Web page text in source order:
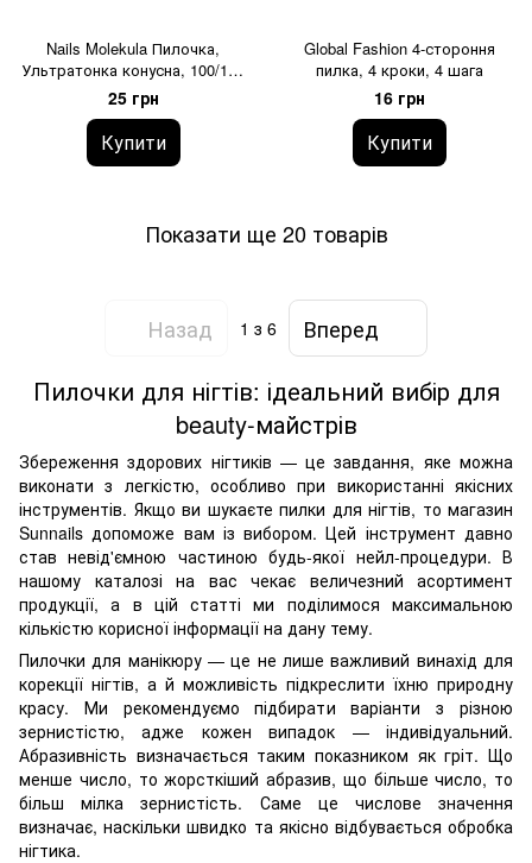
Nails Molekula Пилочка,
Ультратонка конусна, 100/180
грит
25 грн
Купити
Global Fashion 4-стороння
пилка, 4 кроки, 4 шага
16 грн
Купити
Показати ще 20 товарів
Назад 1 з 6 Вперед
Пилочки для нігтів: ідеальний вибір для
beauty-майстрів
Збереження здорових нігтиків — це завдання, яке можна
виконати з легкістю, особливо при використанні якісних
інструментів. Якщо ви шукаєте пилки для нігтів, то магазин
Sunnails допоможе вам із вибором. Цей інструмент давно
став невід'ємною частиною будь-якої нейл-процедури. В
нашому каталозі на вас чекає величезний асортимент
продукції, а в цій статті ми поділимося максимальною
кількістю корисної інформації на дану тему.
Пилочки для манікюру — це не лише важливий винахід для
корекції нігтів, а й можливість підкреслити їхню природну
красу. Ми рекомендуємо підбирати варіанти з різною
зернистістю, адже кожен випадок — індивідуальний.
Абразивність визначається таким показником як гріт. Що
менше число, то жорсткіший абразив, що більше число, то
більш мілка зернистість. Саме це числове значення
визначає, наскільки швидко та якісно відбувається обробка
нігтика.